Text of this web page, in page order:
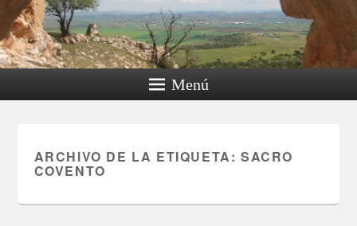
Menú
ARCHIVO DE LA ETIQUETA: SACRO
COVENTO